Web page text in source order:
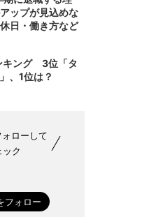
ップが見込めな
日・働き方など
キング 3位「タ
、1位は？
ォローして
ク